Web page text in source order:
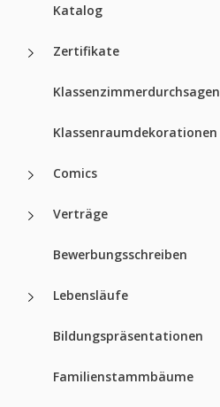
Katalog
Zertifikate
Klassenzimmerdurchsagen
Klassenraumdekorationen
Comics
Verträge
Bewerbungsschreiben
Lebensläufe
Bildungspräsentationen
Familienstammbäume